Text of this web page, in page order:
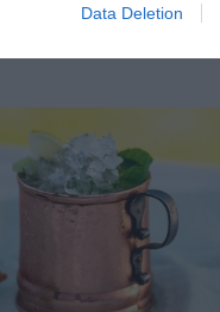
Data Deletion